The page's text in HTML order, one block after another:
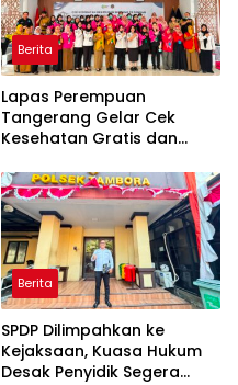
Berita
Lapas Perempuan
Tangerang Gelar Cek
Kesehatan Gratis dan
DNA bagi Petugas dan
Warga Binaan
Berita
SPDP Dilimpahkan ke
Kejaksaan, Kuasa Hukum
Desak Penyidik Segera